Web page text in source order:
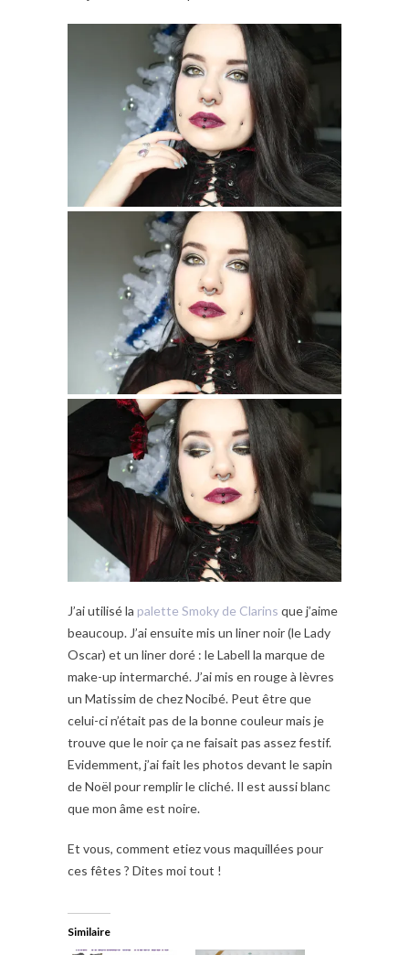
J’ai utilisé la palette Smoky de Clarins que j’aime
beaucoup. J’ai ensuite mis un liner noir (le Lady
Oscar) et un liner doré : le Labell la marque de
make-up intermarché. J’ai mis en rouge à lèvres
un Matissim de chez Nocibé. Peut être que
celui-ci n’était pas de la bonne couleur mais je
trouve que le noir ça ne faisait pas assez festif.
Evidemment, j’ai fait les photos devant le sapin
de Noël pour remplir le cliché. Il est aussi blanc
que mon âme est noire.
Et vous, comment etiez vous maquillées pour
ces fêtes ? Dites moi tout !
Similaire